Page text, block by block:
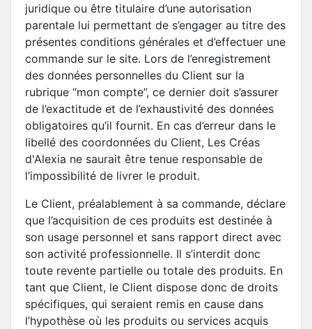
juridique ou être titulaire d’une autorisation
parentale lui permettant de s’engager au titre des
présentes conditions générales et d’effectuer une
commande sur le site. Lors de l’enregistrement
des données personnelles du Client sur la
rubrique “mon compte”, ce dernier doit s’assurer
de l’exactitude et de l’exhaustivité des données
obligatoires qu’il fournit. En cas d’erreur dans le
libellé des coordonnées du Client, Les Créas
d'Alexia ne saurait être tenue responsable de
l’impossibilité de livrer le produit.
Le Client, préalablement à sa commande, déclare
que l’acquisition de ces produits est destinée à
son usage personnel et sans rapport direct avec
son activité professionnelle. Il s’interdit donc
toute revente partielle ou totale des produits. En
tant que Client, le Client dispose donc de droits
spécifiques, qui seraient remis en cause dans
l’hypothèse où les produits ou services acquis